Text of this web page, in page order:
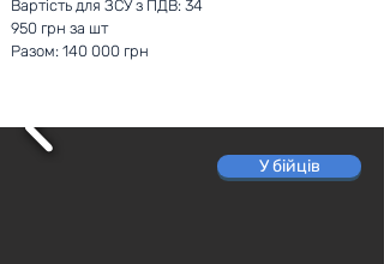
Вартість для ЗСУ з ПДВ: 34
950 грн за шт
Разом: 140 000 грн
У бійців